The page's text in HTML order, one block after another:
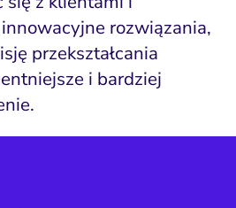
rozwiązania,
przekształcania
i bardziej